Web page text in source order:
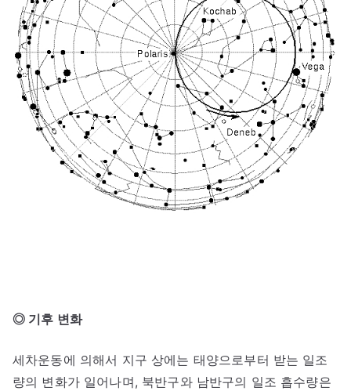
◎ 기후 변화
세차운동에 의해서 지구 상에는 태양으로부터 받는 일조
량의 변화가 일어나며, 북반구와 남반구의 일조 흡수량은